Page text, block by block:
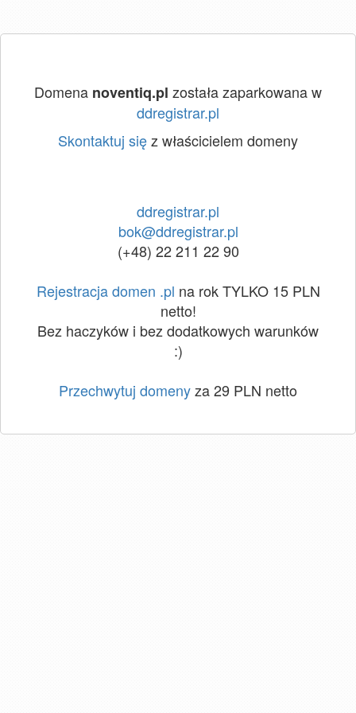
Domena noventiq.pl została zaparkowana w
ddregistrar.pl
Skontaktuj sięz właścicielem domeny
ddregistrar.pl
bok@ddregistrar.pl
(+48) 22 211 22 90
Rejestracja domen .pl na rok TYLKO 15 PLN
netto!
Bez haczyków i bez dodatkowych warunków
:)
Przechwytuj domenyza 29 PLN netto